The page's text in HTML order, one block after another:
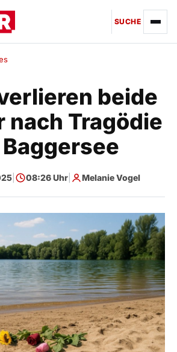
SUCHE
beide
nach Tragödie
08:26 Uhr Melanie Vogel